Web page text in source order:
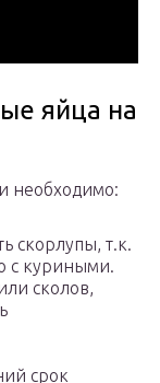
яйца на
необходимо:
скорлупы, т.к.
с куриными.
сколов,
срок